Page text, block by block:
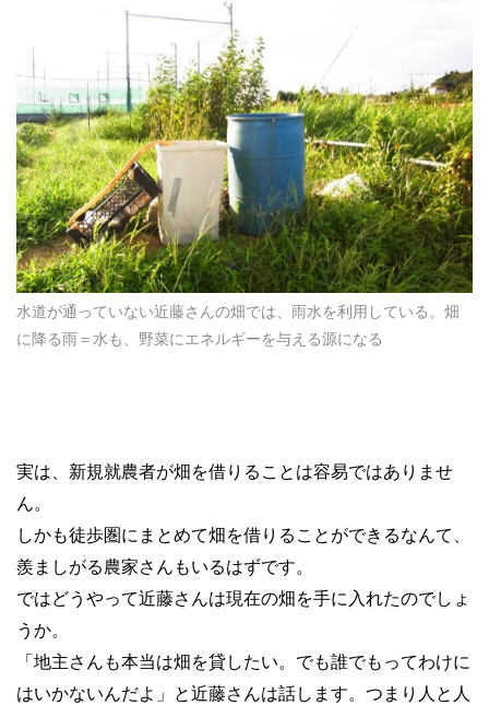
水道が通っていない近藤さんの畑では、雨水を利用している。畑
に降る雨＝水も、野菜にエネルギーを与える源になる
実は、新規就農者が畑を借りることは容易ではありませ
ん。
しかも徒歩圏にまとめて畑を借りることができるなんて、
羨ましがる農家さんもいるはずです。
ではどうやって近藤さんは現在の畑を手に入れたのでしょ
うか。
「地主さんも本当は畑を貸したい。でも誰でもってわけに
はいかないんだよ」と近藤さんは話します。つまり人と人